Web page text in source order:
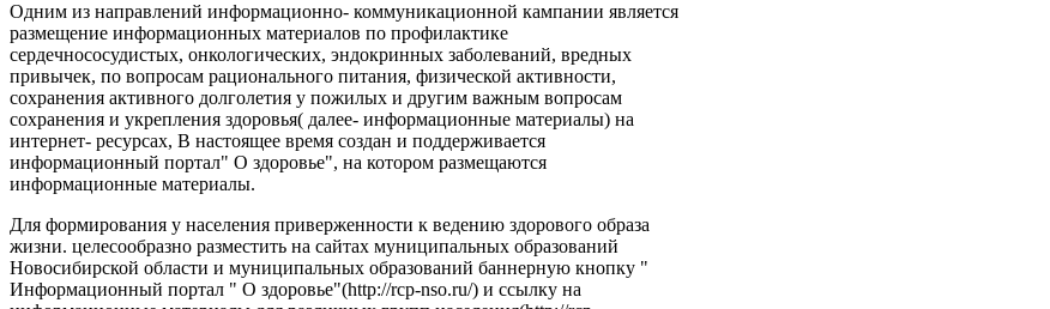
Одним из направлений информационно- коммуникационной кампании является
размещение информационных материалов по профилактике
сердечнососудистых, онкологических, эндокринных заболеваний, вредных
привычек, по вопросам рационального питания, физической активности,
сохранения активного долголетия у пожилых и другим важным вопросам
сохранения и укрепления здоровья( далее- информационные материалы) на
интернет- ресурсах, В настоящее время создан и поддерживается
информационный портал" О здоровье", на котором размещаются
информационные материалы.
Для формирования у населения приверженности к ведению здорового образа
жизни. целесообразно разместить на сайтах муниципальных образований
Новосибирской области и муниципальных образований баннерную кнопку "
Информационный портал " О здоровье"(http://rcp-nso.ru/) и ссылку на